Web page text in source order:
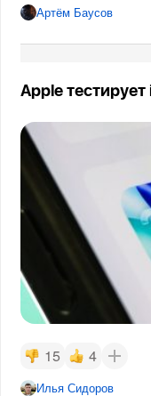
Артём Баусов
Apple
15 4
Илья Сидоров